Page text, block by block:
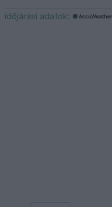
időjárási adatok: